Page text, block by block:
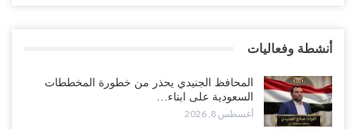
بتعقيد المشهد في المهرة..!
أغسطس 6, 2026
أنشطة وفعاليات
المحافظ الجنيدي يحذر من خطورة المخططات
السعودية على ابناء…
أغسطس 8, 2026